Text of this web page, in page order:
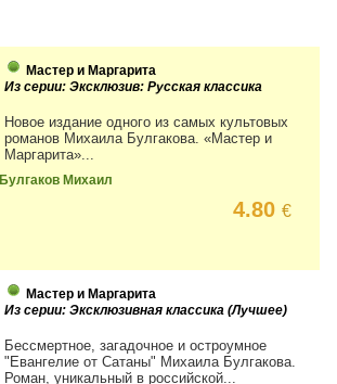
Мастер и Маргарита
Из серии: Эксклюзив: Русская классика
Новое издание одного из самых культовых
романов Михаила Булгакова. «Мастер и
Маргарита»...
Булгаков Михаил
4.80€
Мастер и Маргарита
Из серии: Эксклюзивная классика (Лучшее)
Бессмертное, загадочное и остроумное
"Евангелие от Сатаны" Михаила Булгакова.
Роман, уникальный в российской...